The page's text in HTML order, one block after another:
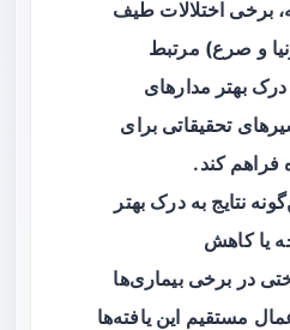
برخی اختلالات طیف
و صرع) مرتبط
بهتر مدارهای
تحقیقاتی برای
فراهم کند.
نتایج به درک بهتر
یا کاهش
در برخی بیماری‌ها
مستقیم این یافته‌ها